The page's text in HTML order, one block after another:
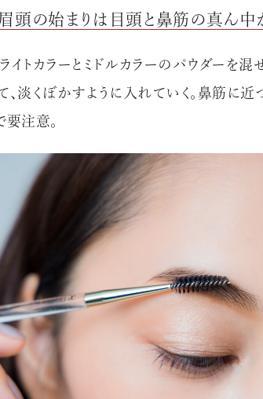
、カルチャーに溺愛、未知の幅広い教養を求め、今ま
。
時間から解き放たれつつある世代のライフスタイル
」会員組織を設けました。
に登録すると、プレゼント応募情報の一覧、プレミアム
ブランドのエクスクルーシブアイテムの紹介など、特
メールマガジンでお届け致します。更に
タブロイドマガジンのご案内もあり、送付手数料のみを
お手元で『AdvancedTime』をお楽しみいただけます。
』を楽しみましょう！
頭の始まりは目頭と鼻筋の真ん中
イトカラーとミドルカラーのパウダーを混
、淡くぼかすように入れていく。鼻筋に近
要注意。